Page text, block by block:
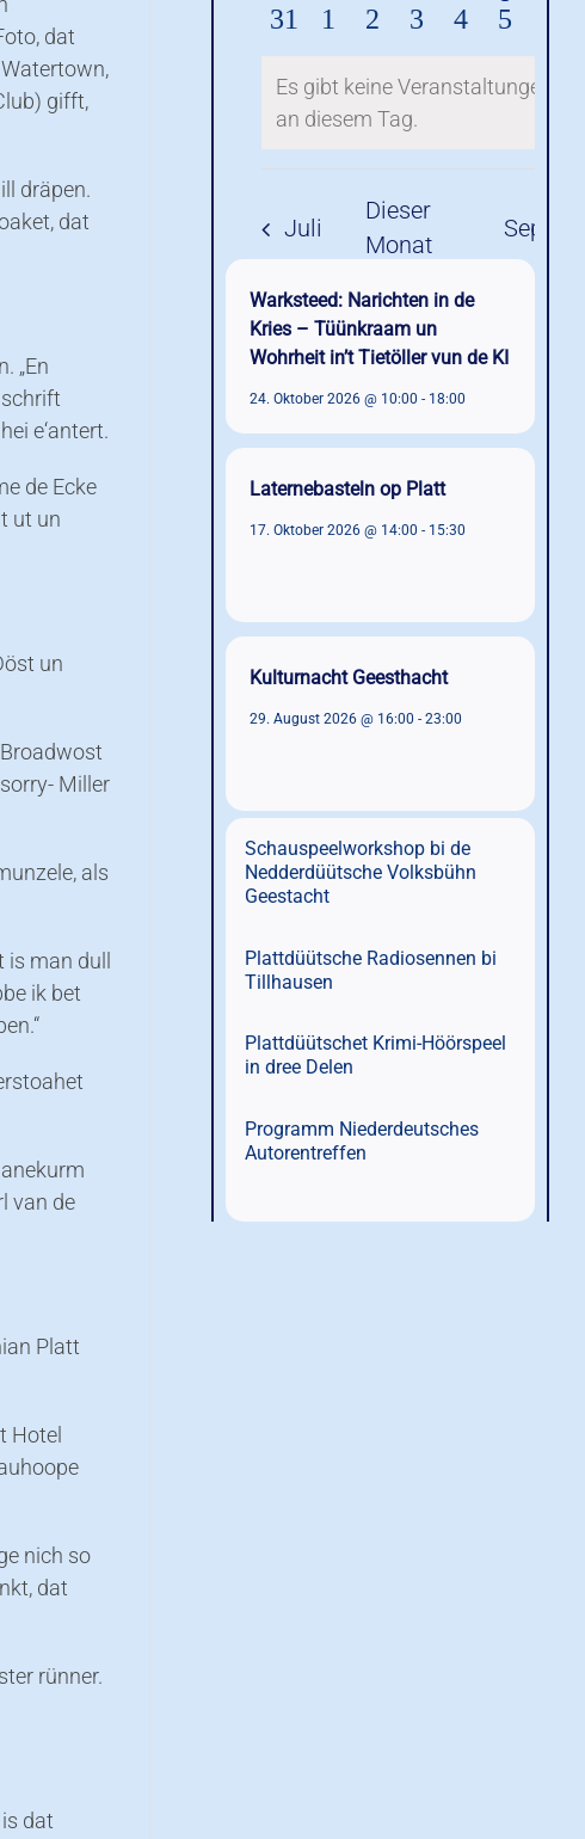
dat
gifft,
dräpen.
dat
„En
e‘antert.
de Ecke
ut un
un
Miller
als
man dull
ik bet
van de
Platt
Hotel
nich so
dat
rünner.
dat
Warksteed: Narichten in de
Kries – Tüünkraam un
Wohrheit in’t Tietöller vun de KI
24. Oktober 2026 @ 10:00 - 18:00
Laternebasteln op Platt
17. Oktober 2026 @ 14:00 - 15:30
Kulturnacht Geesthacht
29. August 2026 @ 16:00 -23:00
Schauspeelworkshop bi de
Nedderdüütsche Volksbühn
Geestacht
Plattdüütsche Radiosennen bi
Tillhausen
Plattdüütschet Krimi-Höörspeel
in dree Delen
Programm Niederdeutsches
Autorentreffen